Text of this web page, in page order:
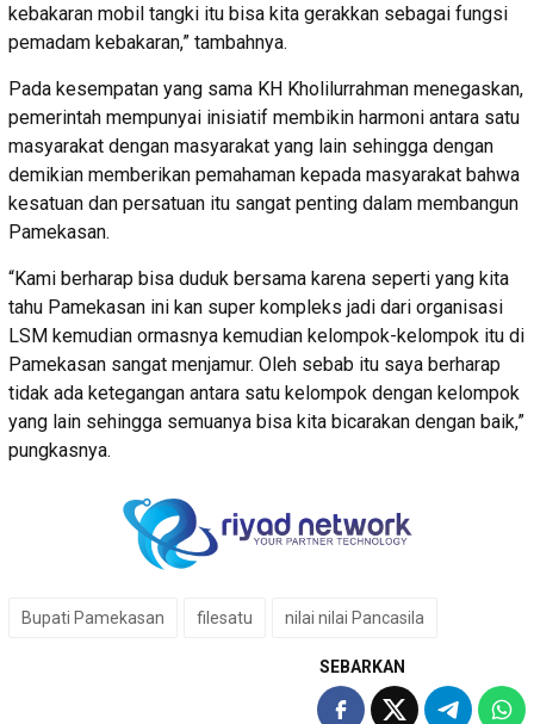
kebakaran mobil tangki itu bisa kita gerakkan sebagai fungsi
pemadam kebakaran,” tambahnya.
Pada kesempatan yang sama KH Kholilurrahman menegaskan,
pemerintah mempunyai inisiatif membikin harmoni antara satu
masyarakat dengan masyarakat yang lain sehingga dengan
demikian memberikan pemahaman kepada masyarakat bahwa
kesatuan dan persatuan itu sangat penting dalam membangun
Pamekasan.
“Kami berharap bisa duduk bersama karena seperti yang kita
tahu Pamekasan ini kan super kompleks jadi dari organisasi
LSM kemudian ormasnya kemudian kelompok-kelompok itu di
Pamekasan sangat menjamur. Oleh sebab itu saya berharap
tidak ada ketegangan antara satu kelompok dengan kelompok
yang lain sehingga semuanya bisa kita bicarakan dengan baik,”
pungkasnya.
Bupati Pamekasan filesatu nilai nilai Pancasila
SEBARKAN